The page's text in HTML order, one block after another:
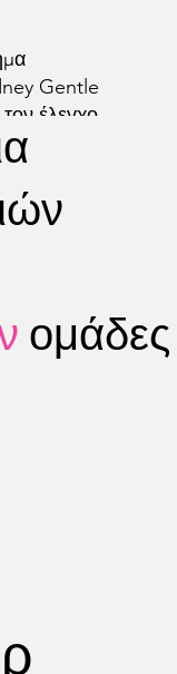
Gentle
έλεγχο
στόχων
με
ομάδες